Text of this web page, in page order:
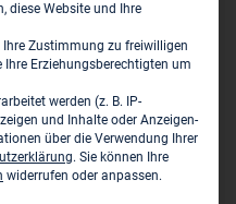
diese Website und Ihre
Zustimmung zu freiwilligen
Ihre Erziehungsberechtigten um
werden (z. B. IP-
und Inhalte oder Anzeigen-
über die Verwendung Ihrer
. Sie können Ihre
widerrufen oder anpassen.